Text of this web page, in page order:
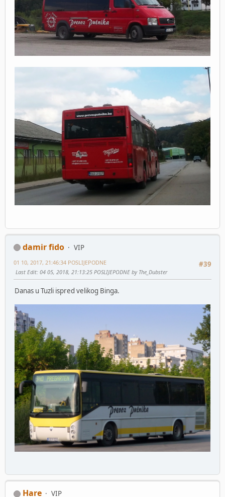
damir fido
VIP
#39
01 10, 2017, 21:46:34 POSLIJEPODNE
Last Edit: 04 05, 2018, 21:13:25 POSLIJEPODNE by The_Dubster
Danas u Tuzli ispred velikog Binga.
Hare
VIP